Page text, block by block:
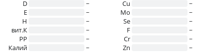
D
~
E
~
H
~
вит.К
~
PP
~
Калий
~
Cu
~
Mo
~
Se
~
F
~
Cr
~
Zn
~